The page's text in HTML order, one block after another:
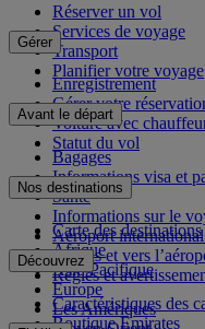
Réserver un vol
Services de voyage
Transport
Planifier votre voyage
Gérer
Enregistrement
Gérer votre
Voiture avec
Statut du vol
Avant le départ
Bagages
Informations visa et
Santé
Informations sur le
Aéroport
Depuis et vers
Règles et
Nos destinations
Carte des destinations
Afrique
Asie-Pacifique
Europe
Les Amériques
Découvrez
Caractéristiques des
Boutique Emirates